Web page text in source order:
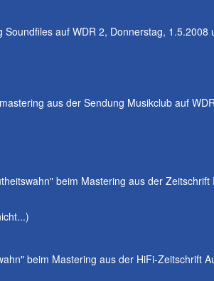
auf WDR 2, Donnerstag, 1.5.2008
aus der Sendung Musikclub auf
beim Mastering aus der Zeitschrift
beim Mastering aus der HiFi-Zeitschrift